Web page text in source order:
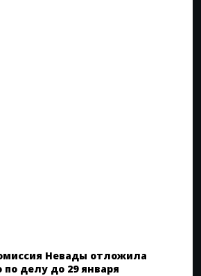
Невады отложила
по делу до 29 января